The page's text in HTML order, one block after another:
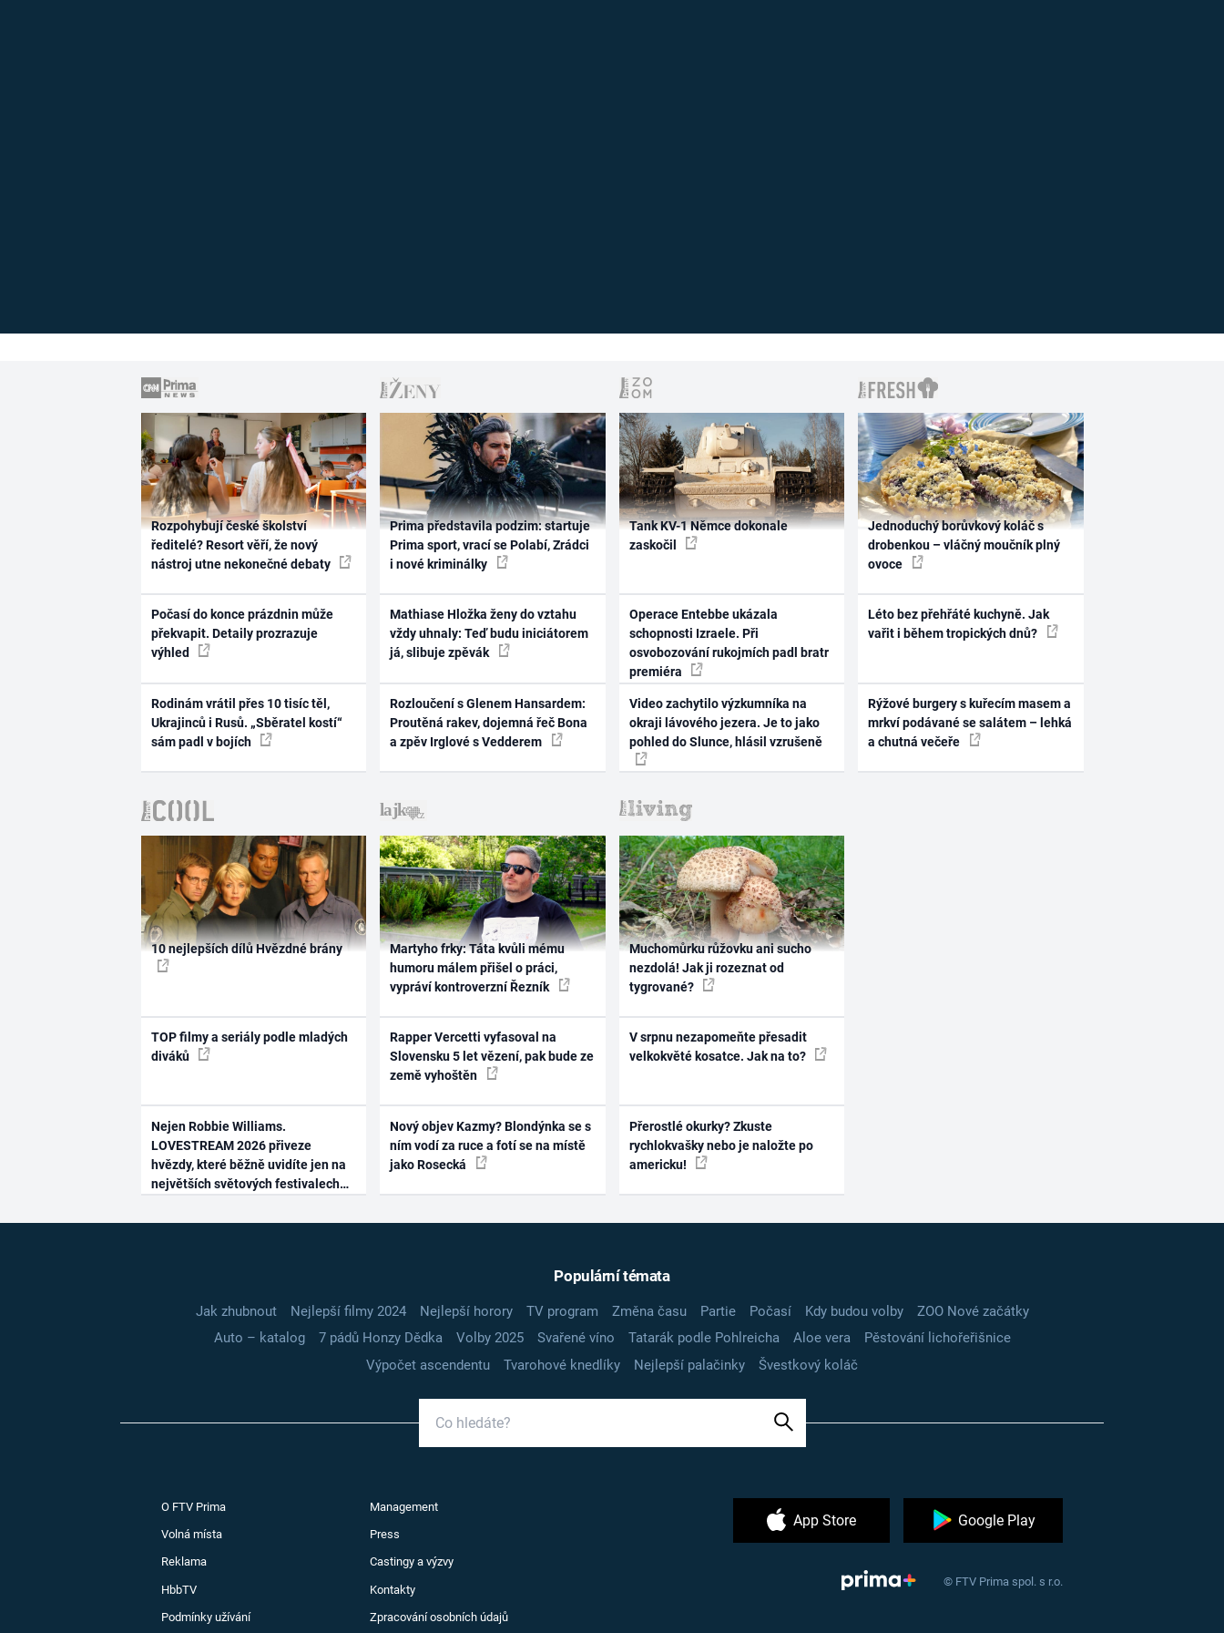
Rozpohybují české školství
ředitelé? Resort věří, že nový
nástroj utne nekonečné debaty
Počasí do konce prázdnin může
překvapit. Detaily prozrazuje
výhled
Rodinám vrátil přes 10 tisíc těl,
Ukrajinců i Rusů. „Sběratel kostí“
sám padl v bojích
Prima představila podzim: startuje
Prima sport, vrací se Polabí, Zrádci
i nové kriminálky
Mathiase Hložka ženy do vztahu
vždy uhnaly: Teď budu iniciátorem
já, slibuje zpěvák
Rozloučení s Glenem Hansardem:
Proutěná rakev, dojemná řeč Bona
a zpěv Irglové s Vedderem
Tank KV-1 Němce dokonale
zaskočil
Operace Entebbe ukázala
schopnosti Izraele. Při
osvobozování rukojmích padl bratr
premiéra
Video zachytilo výzkumníka na
okraji lávového jezera. Je to jako
pohled do Slunce, hlásil vzrušeně
Jednoduchý borůvkový koláč s
drobenkou – vláčný moučník plný
ovoce
Léto bez přehřáté kuchyně. Jak
vařit i během tropických dnů?
Rýžové burgery s kuřecím masem a
mrkví podávané se salátem – lehká
a chutná večeře
10 nejlepších dílů Hvězdné brány
TOP filmy a seriály podle mladých
diváků
Nejen Robbie Williams.
LOVESTREAM 2026 přiveze
hvězdy, které běžně uvidíte jen na
největších světových festivalech
Martyho frky: Táta kvůli mému
humoru málem přišel o práci,
vypráví kontroverzní Řezník
Rapper Vercetti vyfasoval na
Slovensku 5 let vězení, pak bude ze
země vyhoštěn
Nový objev Kazmy? Blondýnka se s
ním vodí za ruce a fotí se na místě
jako Rosecká
Muchomůrku růžovku ani sucho
nezdolá! Jak ji rozeznat od
tygrované?
V srpnu nezapomeňte přesadit
velkokvěté kosatce. Jak na to?
Přerostlé okurky? Zkuste
rychlokvašky nebo je naložte po
americku!
Populární témata
Jak zhubnout Nejlepší filmy 2024 Nejlepší horory TV program Změna času Partie Počasí Kdy budou volby
ZOO Nové začátky
Auto – katalog
7 pádů Honzy Dědka Volby 2025 Svařené víno Tatarák podle Pohlreicha Aloe vera
Pěstování lichořeřišnice
Výpočet ascendentu
Tvarohové knedlíky Nejlepší palačinky Švestkový koláč
O FTV Prima Management
Volná místa Press
Reklama Castingy a výzvy
HbbTV Kontakty
Podmínky užívání Zpracování osobních údajů
App Store Google Play
© FTV Prima spol. s r.o.